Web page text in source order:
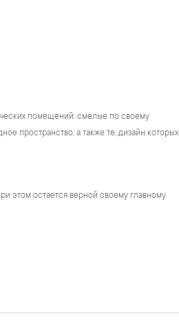
помещений: смелые по своему
пространство, а также те, дизайн которых
этом остается верной своему главному